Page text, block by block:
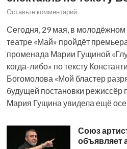
Оставьте комментарий
Сегодня, 29 мая, в
театре «Май» пройдёт
променада Марии Гущиной
когда-либо» по тексту
Богомолова «Мой бластер
будущей постановки режиссёр
Мария Гущина увидела ещё
Союз
объявляет